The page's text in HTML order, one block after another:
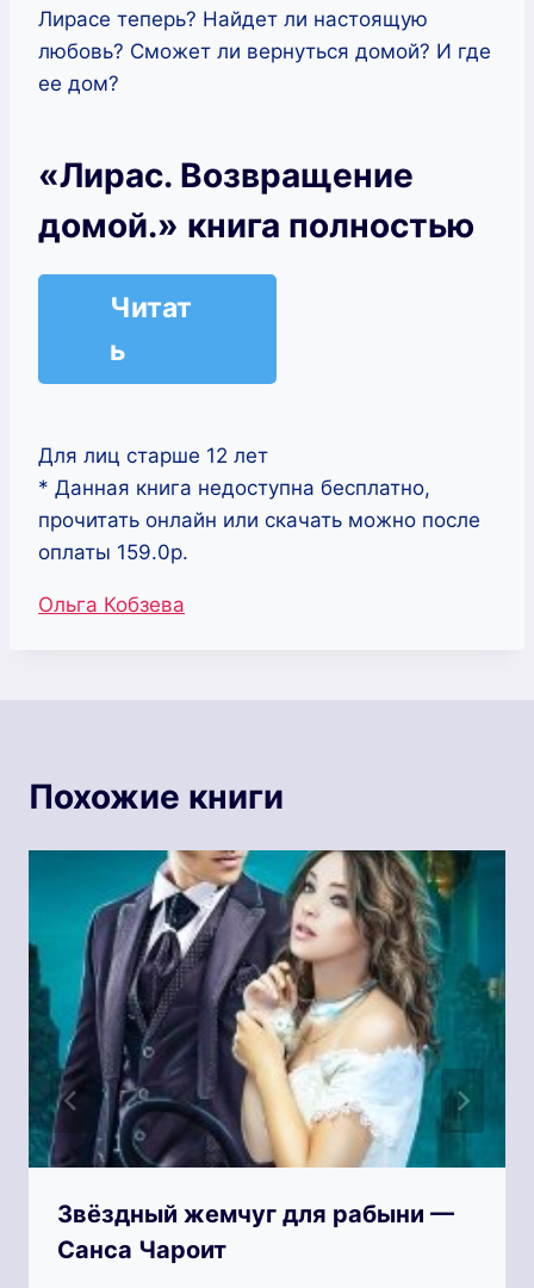
Лирасе теперь? Найдет ли настоящую
любовь? Сможет ли вернуться домой? И где
ее дом?
«Лирас. Возвращение
домой.» книга полностью
Читат
ь
Для лиц старше 12 лет
* Данная книга недоступна бесплатно,
прочитать онлайн или скачать можно после
оплаты 159.0р.
Метки
Ольга Кобзева
Похожие книги
Звёздный жемчуг для рабыни —
Санса Чароит